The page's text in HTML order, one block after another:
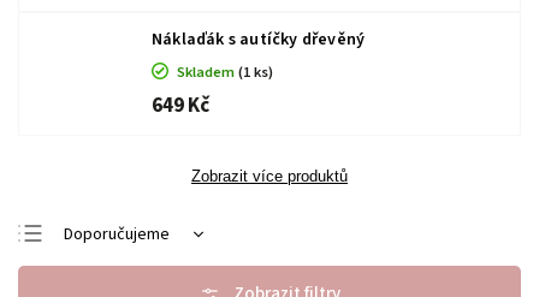
Náklaďák s autíčky dřevěný
Skladem(1 ks)
649 Kč
Zobrazit více produktů
Doporučujeme
Nejlevnější